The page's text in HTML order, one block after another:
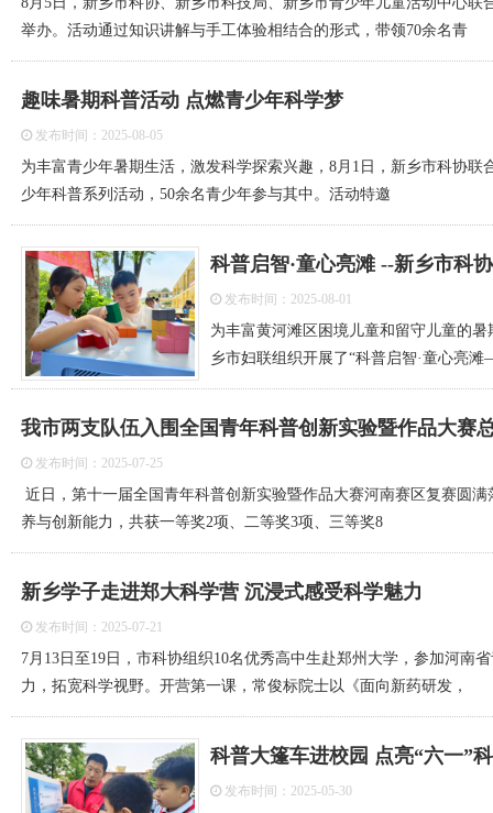
举办。活动通过知识讲解与手工体验相结合的形式，带领70余名青
趣味暑期科普活动 点燃青少年科学梦
发布时间：2025-08-05
为丰富青少年暑期生活，激发科学探索兴趣，8月1日，新乡市科协
少年科普系列活动，50余名青少年参与其中。活动特邀
科普启智·童心亮滩 --新乡市科
发布时间：2025-08-01
为丰富黄河滩区困境儿童和留守儿童的
乡市妇联组织开展了“科普启智·童心亮
我市两支队伍入围全国青年科普创新实验暨作品大赛
发布时间：2025-07-25
近日，第十一届全国青年科普创新实验暨作品大赛河南赛区复赛圆
养与创新能力，共获一等奖2项、二等奖3项、三等奖8
新乡学子走进郑大科学营 沉浸式感受科学魅力
发布时间：2025-07-21
7月13日至19日，市科协组织10名优秀高中生赴郑州大学，参加河南
力，拓宽科学视野。开营第一课，常俊标院士以《面向新药研发，
科普大篷车进校园 点亮“六一”
发布时间：2025-05-30